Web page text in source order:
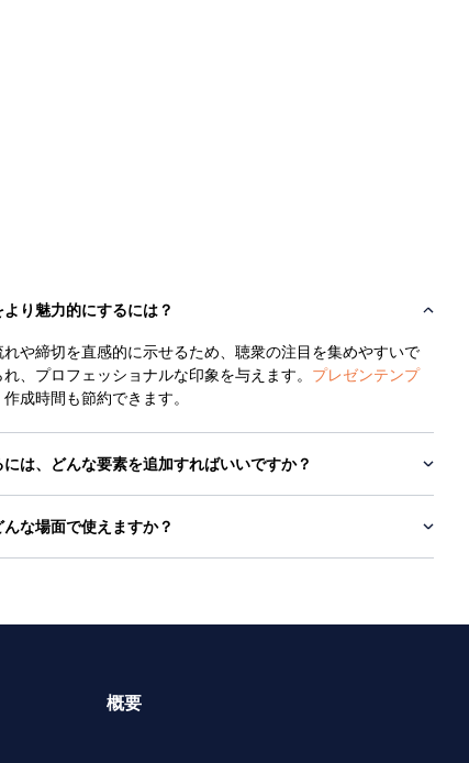
り魅力的にするには？
や締切を直感的に示せるため、聴衆の注目を集めやすいで
、プロフェッショナルな印象を与えます。 プレゼンテンプ
成時間も節約できます。
は、どんな要素を追加すればいいですか？
な場面で使えますか？
概要